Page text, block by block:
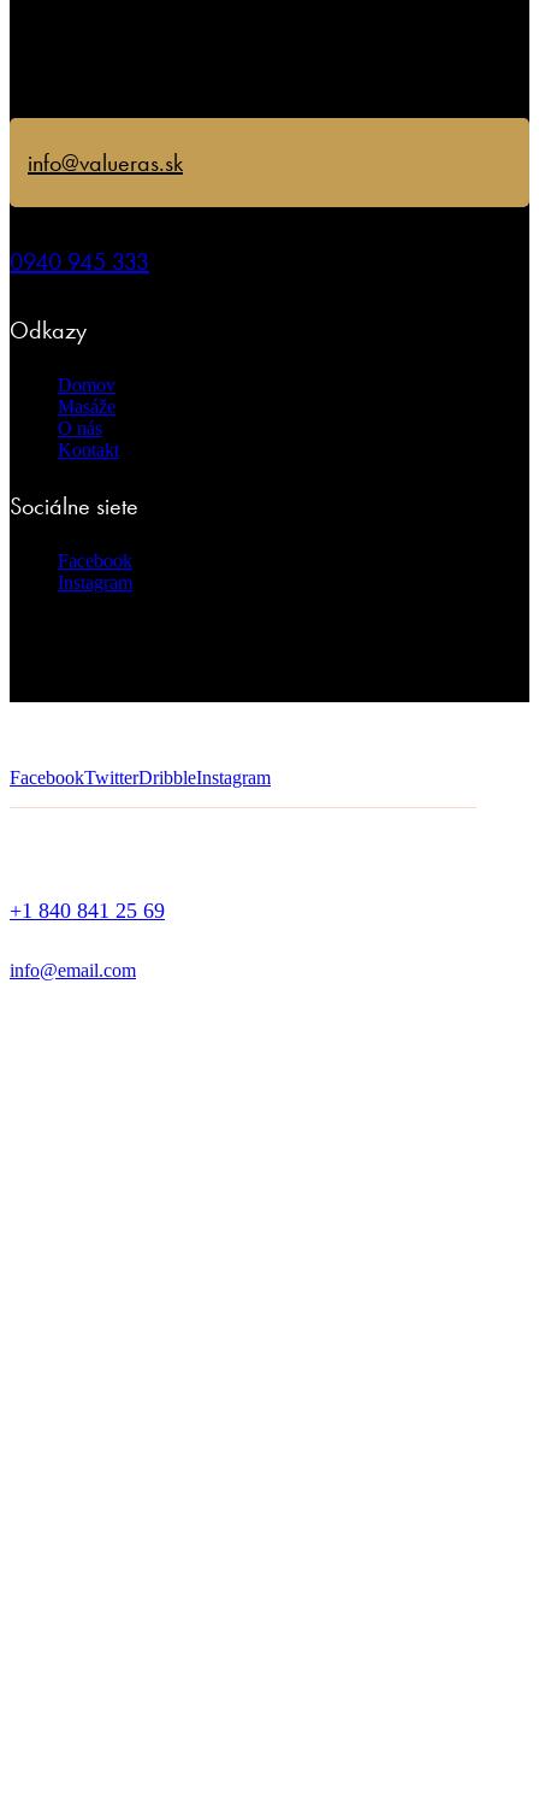
info@valueras.sk
0940 945 333
Odkazy
Domov
Masáže
O nás
Kontakt
Sociálne siete
Facebook
Instagram
FacebookTwitterDribbleInstagram
+1 840 841 25 69
info@email.com